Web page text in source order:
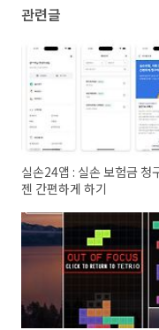
관련글
실손24앱 : 실손 보험금 청
젠 간편하게 하기